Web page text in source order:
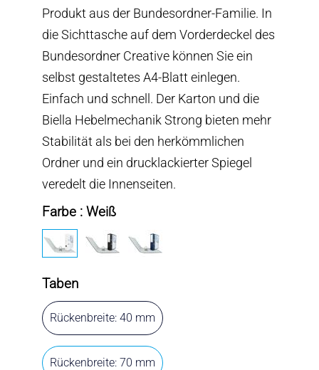
Produkt aus der Bundesordner-Familie. In
die Sichttasche auf dem Vorderdeckel des
Bundesordner Creative können Sie ein
selbst gestaltetes A4-Blatt einlegen.
Einfach und schnell. Der Karton und die
Biella Hebelmechanik Strong bieten mehr
Stabilität als bei den herkömmlichen
Ordner und ein drucklackierter Spiegel
veredelt die Innenseiten.
Farbe : Weiß
Taben
Rückenbreite: 40 mm
Rückenbreite: 70 mm